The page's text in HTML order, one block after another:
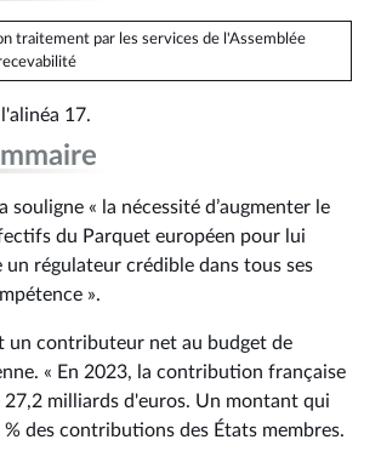
traitement par les services de l'Assemblée
17.
souligne « la nécessité d’augmenter le
du Parquet européen pour lui
un régulateur crédible dans tous ses
».
un contributeur net au budget de
« En 2023, la contribution française
milliards d'euros. Un montant qui
des contributions des États membres.